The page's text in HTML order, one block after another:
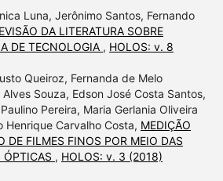
Luna, Jerônimo Santos, Fernando
DA LITERATURA SOBRE
DE TECNOLOGIA , HOLOS: v. 8
Queiroz, Fernanda de Melo
Souza, Edson José Costa Santos,
Pereira, Maria Gerlania Oliveira
Henrique Carvalho Costa, MEDIÇÃO
DE FILMES FINOS POR MEIO DAS
ÓPTICAS , HOLOS: v. 3 (2018)